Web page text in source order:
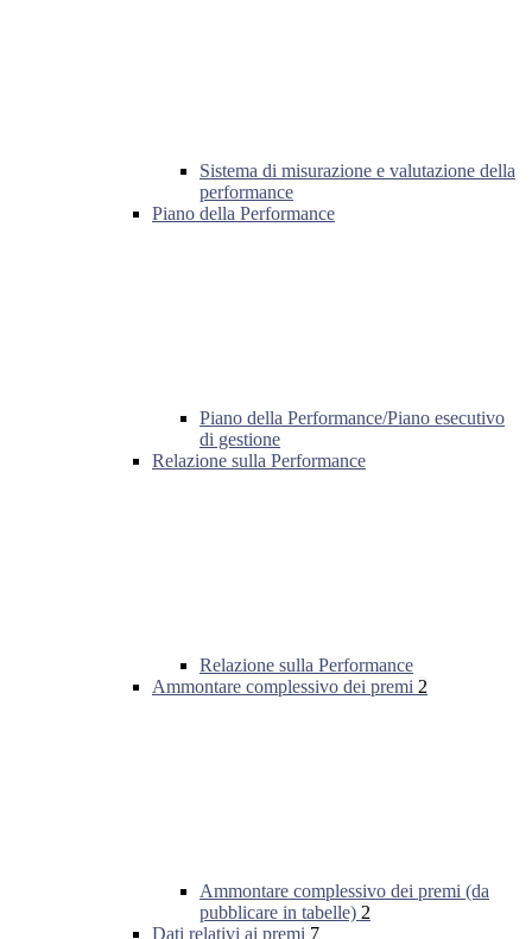
Sistema di misurazione e valutazione della
performance
Piano della Performance
Piano della Performance/Piano esecutivo
di gestione
Relazione sulla Performance
Relazione sulla Performance
Ammontare complessivo dei premi 2
Ammontare complessivo dei premi (da
pubblicare in tabelle) 2
Dati relativi ai premi 7